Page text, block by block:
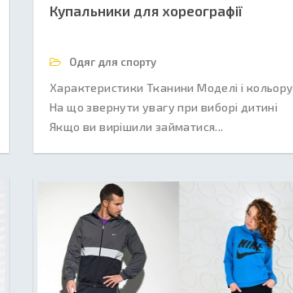
Купальники для хореографії
Одяг для спорту
Характеристики Тканини Моделі і кольору
На що звернути увагу при виборі дитині
Якщо ви вирішили займатися...